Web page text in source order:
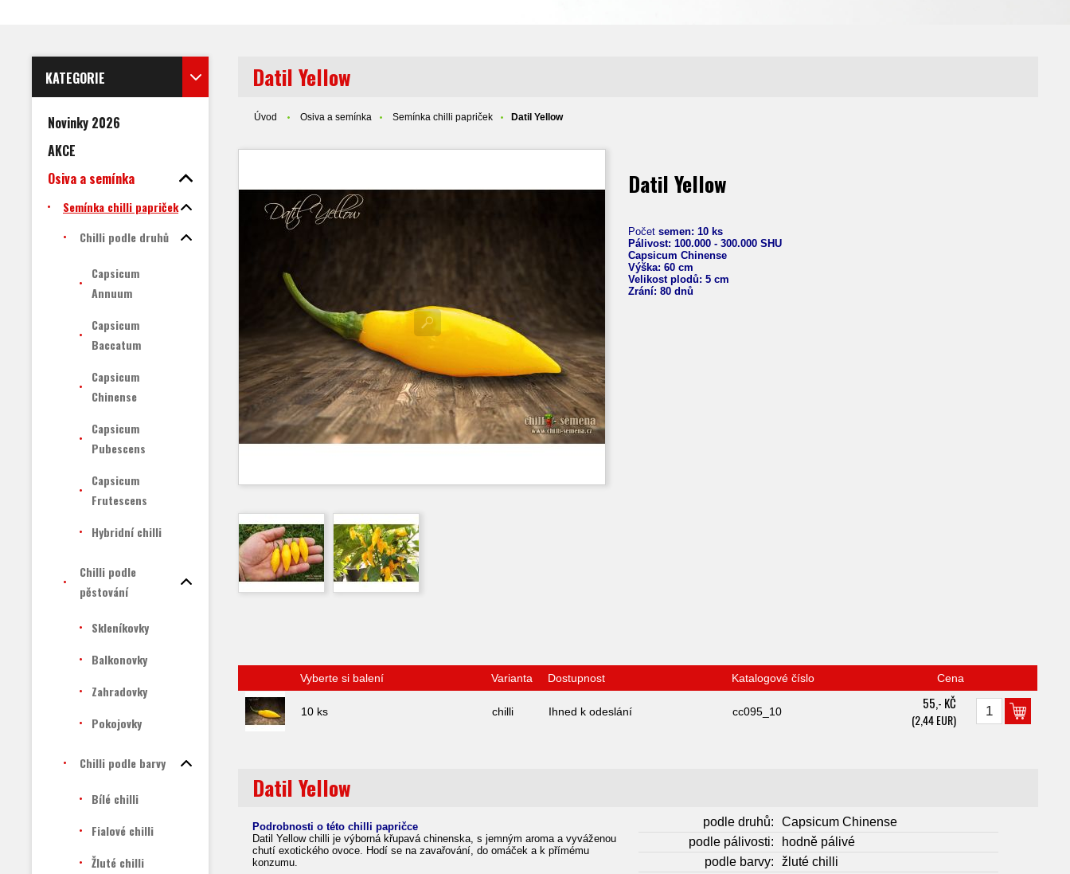
KATEGORIE
Novinky 2026
AKCE
Osiva a semínka
Semínka chilli papriček
Chilli podle druhů
Capsicum
Annuum
Capsicum
Baccatum
Capsicum
Chinense
Capsicum
Pubescens
Capsicum
Frutescens
Hybridní chilli
Chilli podle
pěstování
Skleníkovky
Balkonovky
Zahradovky
Pokojovky
Chilli podle barvy
Bílé chilli
Fialové chilli
Žluté chilli
Datil Yellow
Úvod Osiva a semínka Semínka chilli papriček Datil Yellow
Datil Yellow
Počet semen: 10 ks
Pálivost: 100.000 - 300.000 SHU
Capsicum Chinense
Výška: 60 cm
Velikost plodů: 5 cm
Zrání: 80 dnů
Vyberte si balení Varianta Dostupnost Katalogové číslo Cena
10 ks chilli Ihned k odeslání cc095_10 55,- KČ
(2,44 EUR)
Datil Yellow
Podrobnosti o této chilli papričce
Datil Yellow chillije výborná křupavá chinenska, s jemným aroma a vyváženou
chutí exotického ovoce. Hodí se na zavařování, do omáček a k přímému
konzumu.
podle druhů:
Capsicum Chinense
podle pálivosti:
hodně pálivé
podle barvy:
žluté chilli